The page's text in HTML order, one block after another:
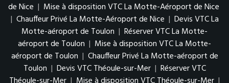
de Nice | Mise à disposition VTC La Motte-Aéroport de Nice
| Chauffeur Privé La Motte-Aéroport de Nice | Devis VTC La
Motte-aéroport de Toulon | Réserver VTC La Motte-
aéroport de Toulon | Mise à disposition VTC La Motte-
aéroport de Toulon | Chauffeur Privé La Motte-aéroport de
Toulon | Devis VTC Théoule-sur-Mer | Réserver VTC